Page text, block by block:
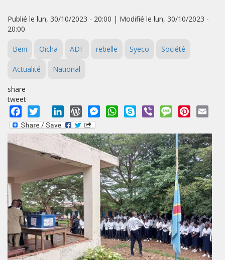
Publié le lun, 30/10/2023 - 20:00 | Modifié le lun, 30/10/2023 -
20:00
Beni Oicha ADF rebelle Syeco Société
Actualité National
share
tweet
Facebook
Twitter LinkedInWordPressMessengerWhatsApp
Skype Viber MessagePinterest